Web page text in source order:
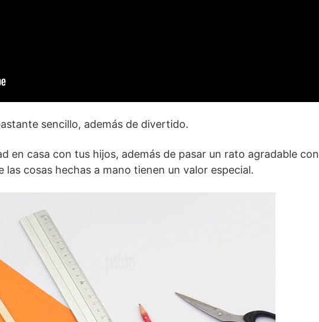
sencillo, además de divertido.
en casa con tus hijos, además de pasar un rato agradable con
las cosas hechas a mano tienen un valor especial.